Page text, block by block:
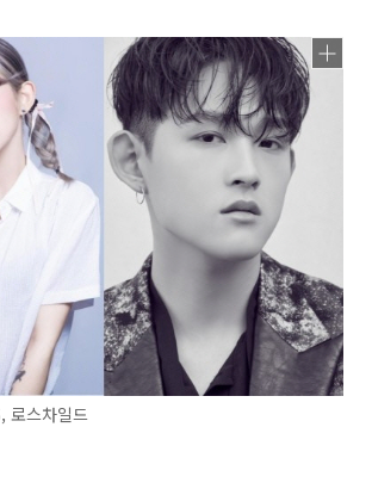
로스차일드